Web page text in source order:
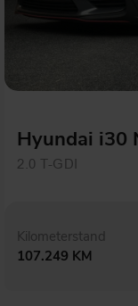
Hyundai i30
2.0 T-GDI
Kilometerstand
107.249 KM